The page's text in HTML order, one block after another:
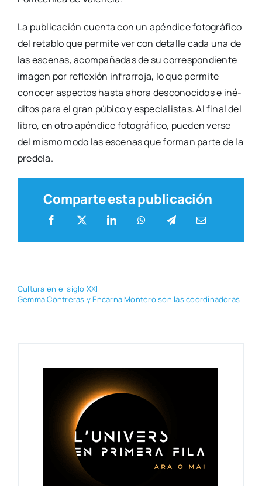
La publi­ca­ción cuen­ta con un apén­di­ce foto­grá­fi­co
del reta­blo que per­mi­te ver con deta­lle cada una de
las esce­nas, acom­pa­ña­das de su corres­pon­dien­te
ima­gen por refle­xión infra­rro­ja, lo que per­mi­te
cono­cer aspec­tos has­ta aho­ra des­co­no­ci­dos e iné­
di­tos para el gran púbi­co y espe­cia­lis­tas. Al final del
libro, en otro apén­di­ce foto­grá­fi­co, pue­den ver­se
del mis­mo modo las esce­nas que for­man par­te de la
pre­de­la.
Comparte esta publicación
Cul­tu­ra en el siglo XXI
Gem­ma Con­tre­ras y Encar­na Mon­te­ro son las coor­di­na­do­ras